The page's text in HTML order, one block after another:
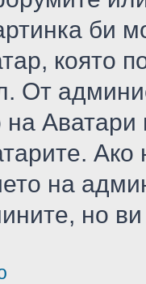
би
която
От
на
на
но